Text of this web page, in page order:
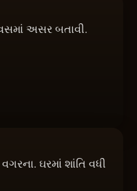
અસર બતાવી.
ઘરમાં શાંતિ વધી